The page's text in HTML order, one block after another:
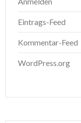
Eintrags-Feed
Kommentar-Feed
WordPress.org